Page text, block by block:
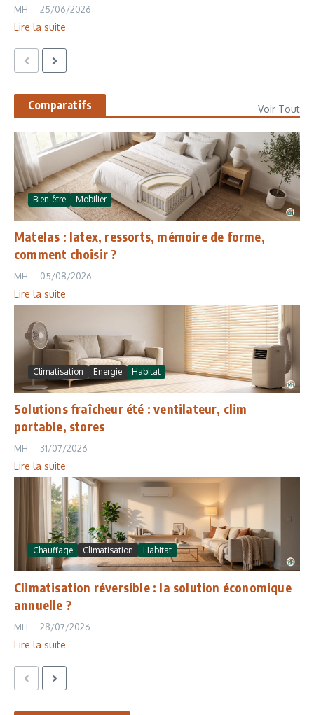
MH 25/06/2026
Lire la suite
Comparatifs Voir Tout
Bien-être Mobilier
Matelas : latex, ressorts, mémoire de forme,
comment choisir ?
MH 05/08/2026
Lire la suite
Climatisation Energie Habitat
Solutions fraîcheur été : ventilateur, clim
portable, stores
MH 31/07/2026
Lire la suite
Chauffage Climatisation Habitat
Climatisation réversible : la solution économique
annuelle ?
MH 28/07/2026
Lire la suite